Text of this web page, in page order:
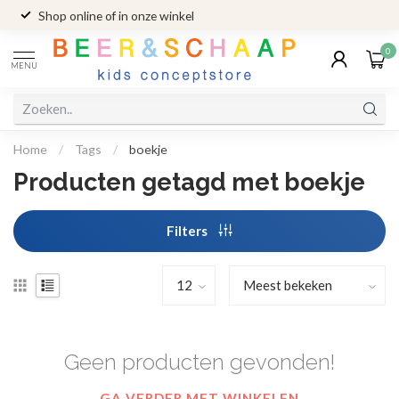
Shop online of in onze winkel
MENU
0
Home / Tags / boekje
Producten getagd met boekje
Filters
Geen producten gevonden!